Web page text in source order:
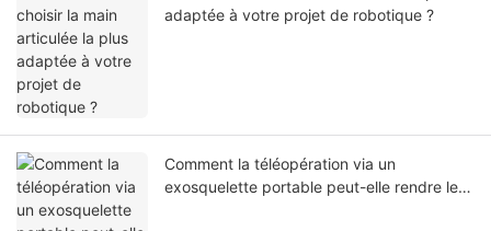
adaptée à votre projet de robotique ?
Comment la téléopération via un
exosquelette portable peut-elle rendre le